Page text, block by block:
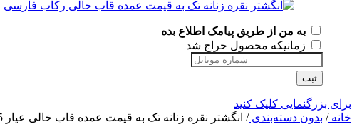
به من از طریق پیامک اطلاع بده
زمانیکه محصول حراج شد
ثبت
برای بزرگنمایی کلیک کنید
خانه/ بدون دسته‌بندی/ انگشتر نقره زنانه تک به قیمت عمده قاب خالی عیار 925 تضمینی